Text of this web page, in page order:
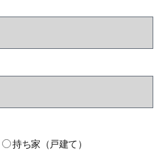
持ち家（戸建て）